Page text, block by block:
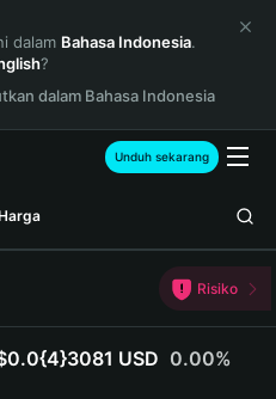
dalam Bahasa Indonesia.
?
dalam Bahasa Indonesia
Unduh sekarang
Risiko
USD 0.00%